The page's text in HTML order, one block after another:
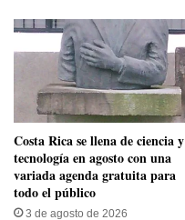
​Costa Rica se llena de ciencia y
tecnología en agosto con una
variada agenda gratuita para
todo el público
3 de agosto de 2026